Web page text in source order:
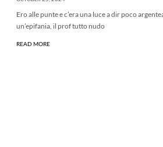
Ero alle punte e c’era una luce a dir poco
un’epifania, il prof tutto nudo
READ MORE